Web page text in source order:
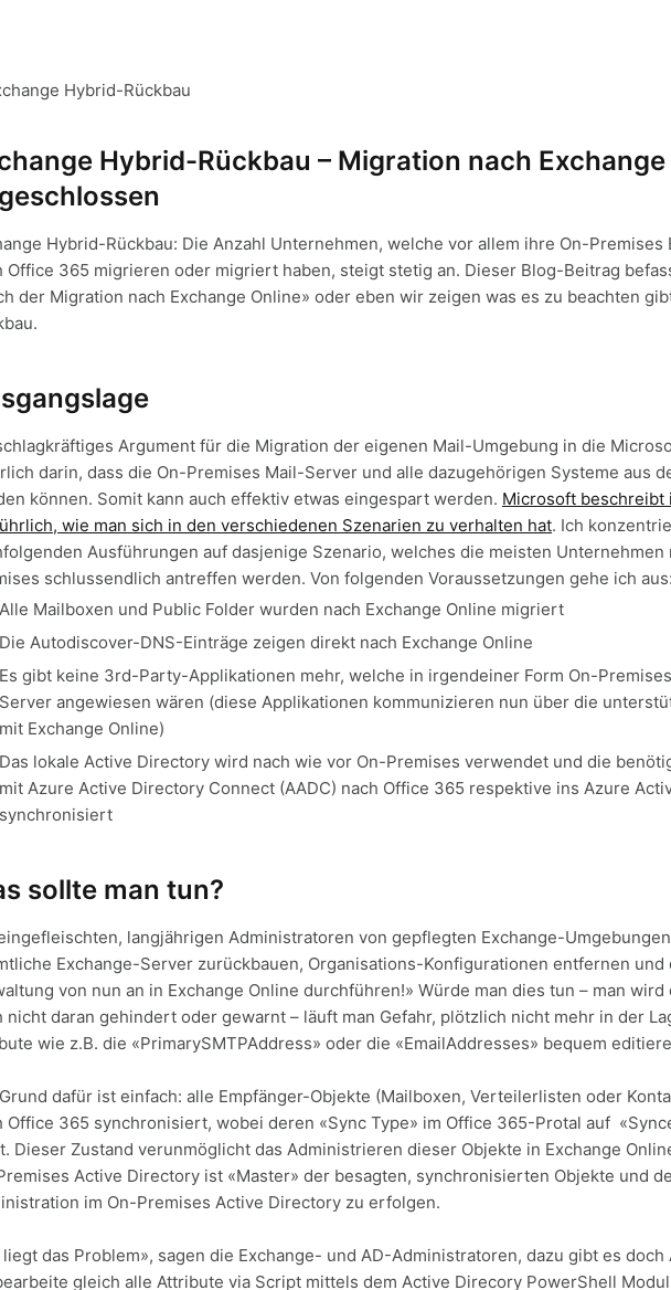
Hybrid-Rückbau – Migration nach
Hybrid-Rückbau: Die Anzahl Unternehmen, welche vor allem ihre On-Premises
Office 365 migrieren oder migriert haben, steigt stetig an. Dieser Blog-Beitrag
der Migration nach Exchange Online» oder eben wir zeigen was es zu beachten
Argument für die Migration der eigenen Mail-Umgebung in die
darin, dass die On-Premises Mail-Server und alle dazugehörigen Systeme aus
können. Somit kann auch effektiv etwas eingespart werden. Microsoft beschreibt
wie man sich in den verschiedenen Szenarien zu verhalten hat. Ich
Ausführungen auf dasjenige Szenario, welches die meisten Unternehmen
schlussendlich antreffen werden. Von folgenden Voraussetzungen gehe ich aus:
Alle Mailboxen und Public Folder wurden nach Exchange Online migriert
Die Autodiscover-DNS-Einträge zeigen direkt nach Exchange Online
Es gibt keine 3rd-Party-Applikationen mehr, welche in irgendeiner Form On-
Server angewiesen wären (diese Applikationen kommunizieren nun über die
mit Exchange Online)
Das lokale Active Directory wird nach wie vor On-Premises verwendet und die
mit Azure Active Directory Connect (AADC) nach Office 365 respektive ins Azure
synchronisiert
sollte man tun?
langjährigen Administratoren von gepflegten Exchange-
Exchange-Server zurückbauen, Organisations-Konfigurationen entfernen und
von nun an in Exchange Online durchführen!» Würde man dies tun – man
nicht daran gehindert oder gewarnt – läuft man Gefahr, plötzlich nicht mehr in der
wie z.B. die «PrimarySMTPAddress» oder die «EmailAddresses» bequem
dafür ist einfach: alle Empfänger-Objekte (Mailboxen, Verteilerlisten oder
Office 365 synchronisiert, wobei deren «Sync Type» im Office 365-Protal auf
Dieser Zustand verunmöglicht das Administrieren dieser Objekte in Exchange
Active Directory ist «Master» der besagten, synchronisierten Objekte und
im On-Premises Active Directory zu erfolgen.
liegt das Problem», sagen die Exchange- und AD-Administratoren, dazu gibt es doch
gleich alle Attribute via Script mittels dem Active Direcory PowerShell